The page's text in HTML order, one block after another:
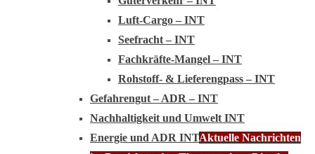
Luft-Cargo – INT
Seefracht – INT
Fachkräfte-Mangel – INT
Rohstoff- & Lieferengpass – INT
Gefahrengut – ADR – INT
Nachhaltigkeit und Umwelt INT
Energie und ADR INTAktuelle Nachrichten